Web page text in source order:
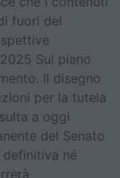
fuori del
Sul piano
Il disegno
per la tutela
a oggi
del Senato
né